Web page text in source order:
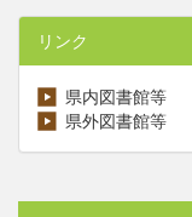
リンク
県内図書館等
県外図書館等